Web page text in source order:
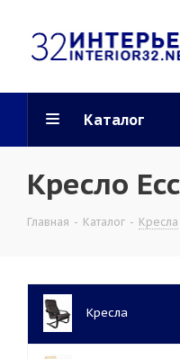
Каталог
Кресло
Главная - Каталог - Кресла
Кресла